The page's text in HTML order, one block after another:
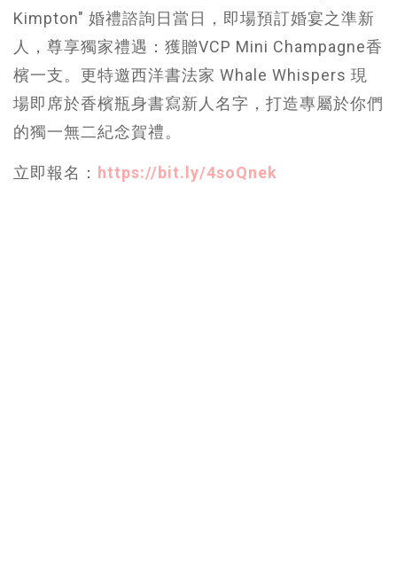
Kimpton" 婚禮諮詢日當日，即場預訂婚宴之準新
人，尊享獨家禮遇：獲贈VCP Mini Champagne香
檳一支。更特邀西洋書法家 Whale Whispers 現
場即席於香檳瓶身書寫新人名字，打造專屬於你們
的獨一無二紀念賀禮。
立即報名： https://bit.ly/4soQnek